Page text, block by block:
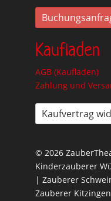
Kaufladen
AGB (Kaufladen)
Zahlung und
Kaufvertrag
© 2026
Kinderzauberer
| Zauberer
Zauberer